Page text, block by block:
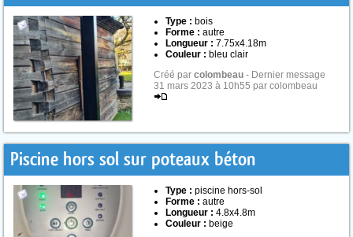
Type : bois
Forme : autre
Longueur : 7.75x4.18m
Couleur : bleu clair
Créé par colombeau - Dernier message
31 mars 2023 à 10h55 par colombeau
Piscine hors sol sur poteaux béton
Type : piscine hors-sol
Forme : autre
Longueur : 4.8x4.8m
Couleur : beige